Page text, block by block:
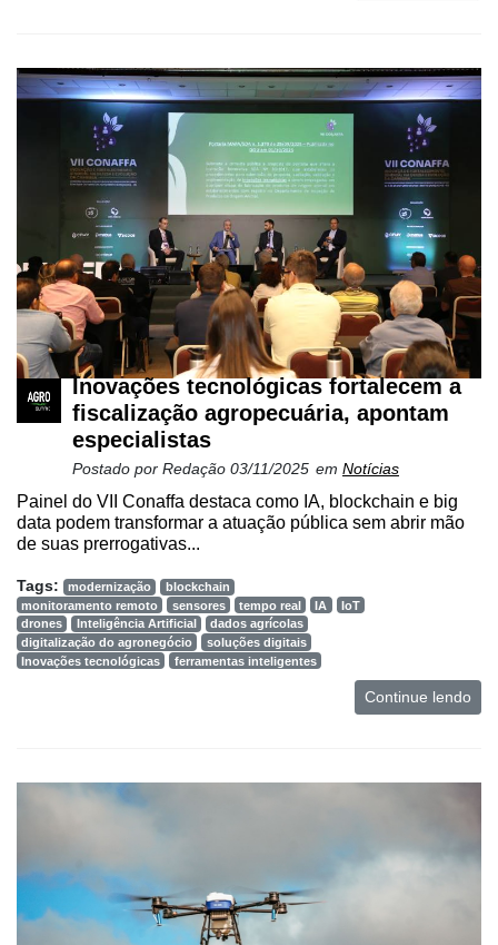
Inovações tecnológicas fortalecem a
fiscalização agropecuária, apontam
especialistas
Postado por Redação 03/11/2025 em Notícias
Painel do VII Conaffa destaca como IA, blockchain e big
data podem transformar a atuação pública sem abrir mão
de suas prerrogativas...
Tags: modernização
blockchain
monitoramento remoto
sensores tempo real IA
IoT
drones
Inteligência Artificial
dados agrícolas
digitalização do agronegócio
soluções digitais
Inovações tecnológicas
ferramentas inteligentes
Continue lendo